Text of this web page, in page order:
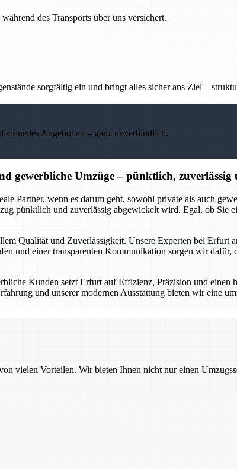
des Transports über uns versichert.
sorgfältig ein und bringt alles sicher ans Ziel –
Angebot an – ganz unverbindlich.
gewerbliche Umzüge – pünktlich,
Partner, wenn es darum geht, sowohl private als auch
pünktlich und zuverlässig abgewickelt wird. Egal, ob
Qualität und Zuverlässigkeit. Unsere Experten bei Erfurt
und einer transparenten Kommunikation sorgen wir dafür,
Kunden setzt Erfurt auf Effizienz, Präzision und einen
und unserer modernen Ausstattung bieten wir eine
vielen Vorteilen. Wir bieten Ihnen nicht nur einen